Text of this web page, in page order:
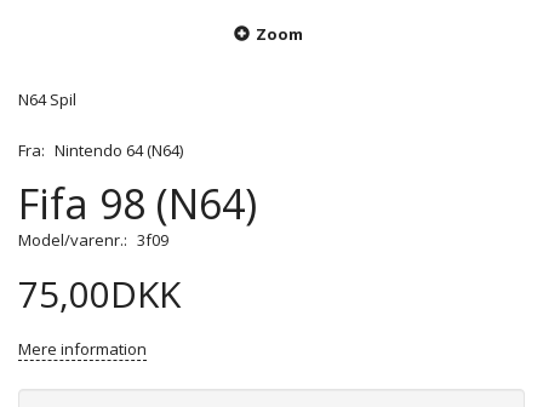
Zoom
N64 Spil
Fra: Nintendo 64 (N64)
Fifa 98 (N64)
Model/varenr.: 3f09
75,00DKK
Mere information